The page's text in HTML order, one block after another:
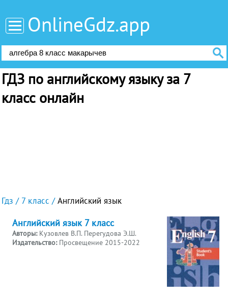
OnlineGdz.app
ГДЗ по английскому языку за 7
класс онлайн
Гдз 7 класс Английский язык
Английский язык 7 класс
Авторы: Кузовлев В.П. Перегудова Э.Ш.
Издательство: Просвещение 2015-2022